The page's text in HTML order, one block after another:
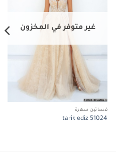
غير متوفر في المخزون
فساتين سهرة
tarik ediz 51024